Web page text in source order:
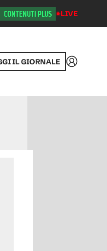
CONTENUTI PLUS LIVE
IL GIORNALE Accedi